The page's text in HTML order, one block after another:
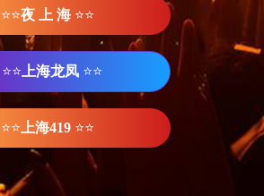
⭐⭐夜 上 海 ⭐⭐
⭐⭐ 上海龙凤 ⭐⭐
⭐⭐ 上海419 ⭐⭐